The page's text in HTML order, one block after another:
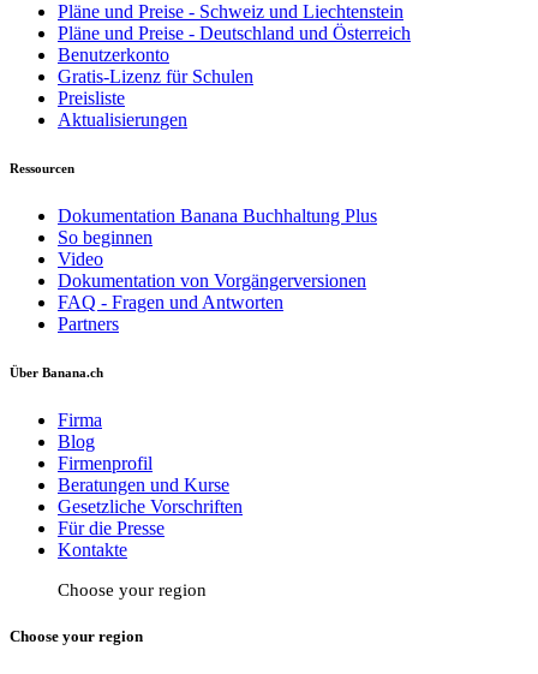
Pläne und Preise - Schweiz und Liechtenstein
Pläne und Preise - Deutschland und Österreich
Benutzerkonto
Gratis-Lizenz für Schulen
Preisliste
Aktualisierungen
Ressourcen
Dokumentation Banana Buchhaltung Plus
So beginnen
Video
Dokumentation von Vorgängerversionen
FAQ - Fragen und Antworten
Partners
Über Banana.ch
Firma
Blog
Firmenprofil
Beratungen und Kurse
Gesetzliche Vorschriften
Für die Presse
Kontakte
Choose your region
Choose your region